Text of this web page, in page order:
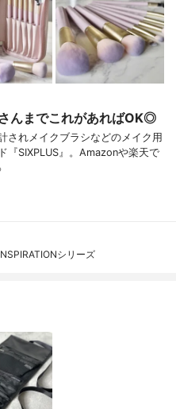
んまでこれがあればOK◎
されメイクブラシなどのメイク用
『SIXPLUS』。Amazonや楽天で
シリーズ